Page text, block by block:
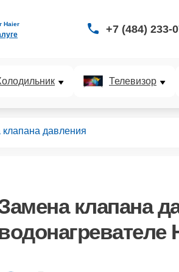
Haier +7 (484) 233-
Телевизор
клапана давления
клапана